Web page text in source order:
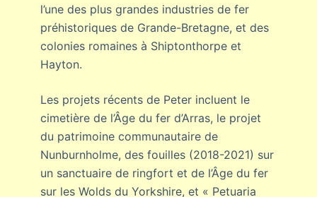
l’une des plus grandes industries de fer
préhistoriques de Grande-Bretagne, et des
colonies romaines à Shiptonthorpe et
Hayton.
Les projets récents de Peter incluent le
cimetière de l’Âge du fer d’Arras, le projet
du patrimoine communautaire de
Nunburnholme, des fouilles (2018-2021) sur
un sanctuaire de ringfort et de l’Âge du fer
sur les Wolds du Yorkshire, et « Petuaria